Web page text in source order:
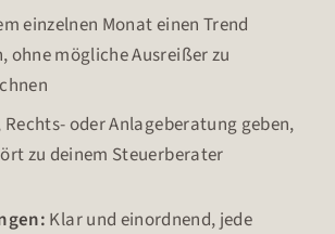
einzelnen Monat einen Trend
ohne mögliche Ausreißer zu
Rechts- oder Anlageberatung geben,
zu deinem Steuerberater
Klar und einordnend, jede